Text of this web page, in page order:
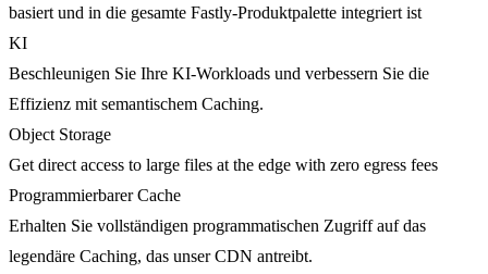
basiert und in die gesamte Fastly-Produktpalette integriert ist
KI
Beschleunigen Sie Ihre KI-Workloads und verbessern Sie die
Effizienz mit semantischem Caching.
Object Storage
Get direct access to large files at the edge with zero egress fees
Programmierbarer Cache
Erhalten Sie vollständigen programmatischen Zugriff auf das
legendäre Caching, das unser CDN antreibt.